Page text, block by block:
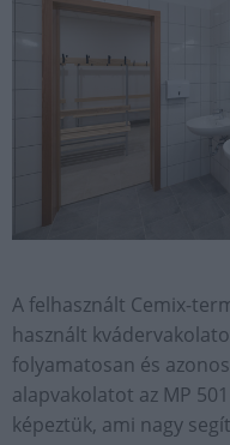
A felhasznált Cemix-
használt
folyamatosan és
alapvakolatot az MP
képeztük, ami nagy